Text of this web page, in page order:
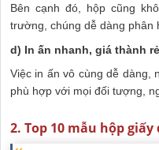
Bên cạnh đó, hộp cũng
trường, chúng dễ dàng phân
d) In ấn nhanh, giá thành rẻ
Việc in ấn vô cùng dễ dàng,
phù hợp với mọi đối tượng,
2. Top 10 mẫu hộp